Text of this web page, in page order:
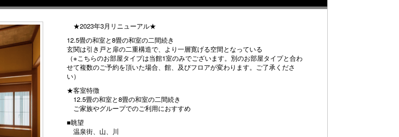
★2023年3月リニューアル★
12.5畳の和室と8畳の和室の二間続き
玄関は引き戸と扉の二重構造で、より一層寛げる空間となっている
（※こちらのお部屋タイプは当館1室のみでございます。別のお部屋タイプと合わ
せて複数のご予約を頂いた場合、館、及びフロアが変わります。ご了承くださ
い）
★客室特徴
12.5畳の和室と8畳の和室の二間続き
ご家族やグループでのご利用におすすめ
■眺望
温泉街、山、川